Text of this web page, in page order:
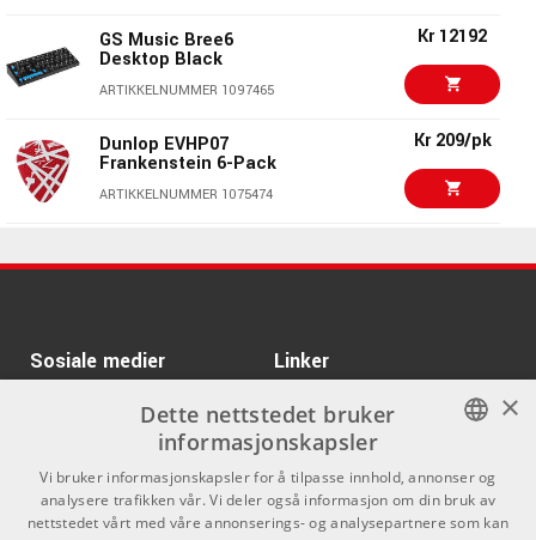
ARTIKKELNUMMER 1086605
ARTURIA Keylab
ARTIKKELNUMMER 1084295
Kr 4795/stk
ARTURIA Keylab Kr 4650/stk
ARTIKKELNUMMER 1056854
GS Music Bree6
Desktop Black
ARTIKKELNUMMER 1097465
Kr 12192
Dunlop EVHP07
Frankenstein 6-Pack
ARTIKKELNUMMER 1075474
Kr 209/pk
1x12 Combo Cream
Erica Synths SYNTRX II
Pioneer DDJ-FLX4
ARTIKKELNUMMER 1078569
Sosiale medier Linker
Om Oss
Kontakt oss
Kjøpsvilkår
Butikken
NORWEGIAN
×
Dette nettstedet bruker
informasjonskapsler
Vi bruker informasjonskapsler for å tilpasse innhold, annonser og
analysere trafikken vår. Vi deler også informasjon om din bruk av
nettstedet vårt med våre annonserings- og analysepartnere som kan